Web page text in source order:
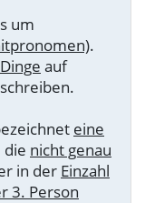
um
.
auf
eine
die nicht genau
in der Einzahl
3. Person